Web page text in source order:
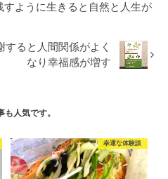
すように生きると自然と人生が
ると人間関係がよく
なり幸福感が増す
も人気です。
幸運な体験談